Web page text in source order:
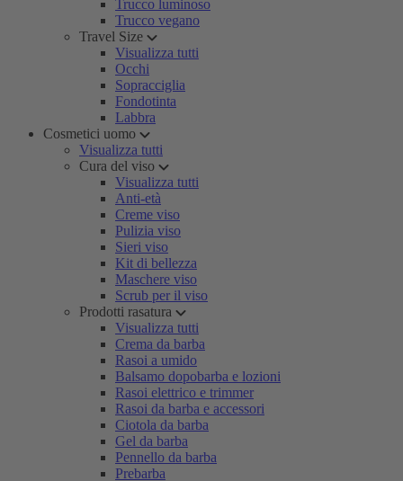
Trucco luminoso
Trucco vegano
Travel Size
Visualizza tutti
Occhi
Sopracciglia
Fondotinta
Labbra
Cosmetici uomo
Visualizza tutti
Cura del viso
Visualizza tutti
Anti-età
Creme viso
Pulizia viso
Sieri viso
Kit di bellezza
Maschere viso
Scrub per il viso
Prodotti rasatura
Visualizza tutti
Crema da barba
Rasoi a umido
Balsamo dopobarba e lozioni
Rasoi elettrico e trimmer
Rasoi da barba e accessori
Ciotola da barba
Gel da barba
Pennello da barba
Prebarba